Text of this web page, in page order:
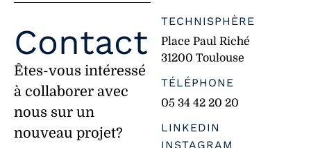
Contact
Êtes-vous intéressé
à collaborer avec
nous sur un
nouveau projet?
TECHNISPHÈRE
Place Paul Riché
31200 Toulouse
TÉLÉPHONE
05 34 42 20 20
LINKEDIN
INSTAGRAM